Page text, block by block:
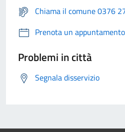
Chiama il comune 0376
Prenota un appuntamento
Problemi in città
Segnala disservizio